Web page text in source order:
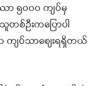
ာ ၅၀၀၀ ကျပ်မှ
စ်ဦးကပြောပါ
ျပ်သာစျေးရရှိတယ်